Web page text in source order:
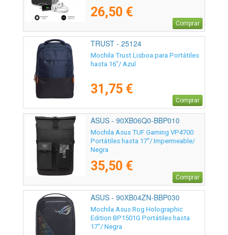
26,50 €
Comprar
TRUST - 25124
Mochila Trust Lisboa para Portátiles
hasta 16"/ Azul
31,75 €
Comprar
ASUS - 90XB06Q0-BBP010
Mochila Asus TUF Gaming VP4700
Portátiles hasta 17"/ Impermeable/
Negra
35,50 €
Comprar
ASUS - 90XB04ZN-BBP030
Mochila Asus Rog Holographic
Edition BP1501G Portátiles hasta
17"/ Negra